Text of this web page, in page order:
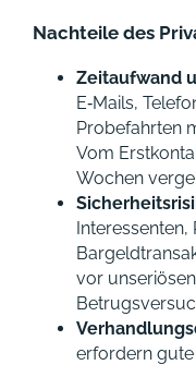
Nachteile des
Zeitaufwand
E‑Mails,
Probefahrten
Vom
Wochen
vor
erfordern gute